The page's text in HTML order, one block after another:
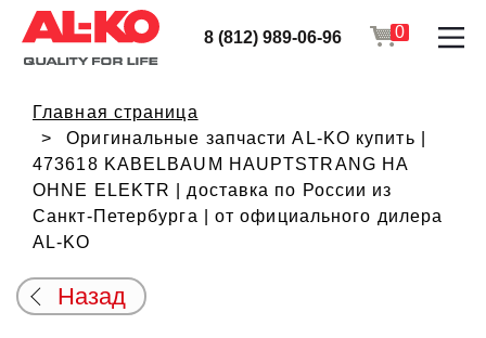
8 (812) 989-06-96 0
Главная страница
Оригинальные запчасти AL-KO купить |
473618 KABELBAUM HAUPTSTRANG HA
OHNE ELEKTR | доставка по России из
Санкт-Петербурга | от официального дилера
AL-KO
Назад